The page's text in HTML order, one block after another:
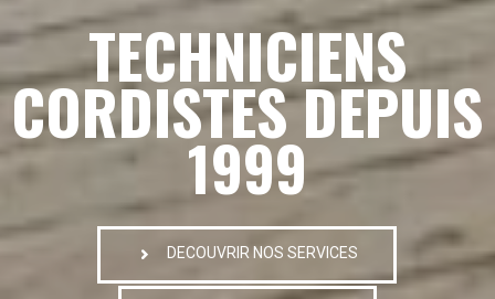
TECHNICIENS
CORDISTES DEPUIS
1999
DECOUVRIR NOS SERVICES